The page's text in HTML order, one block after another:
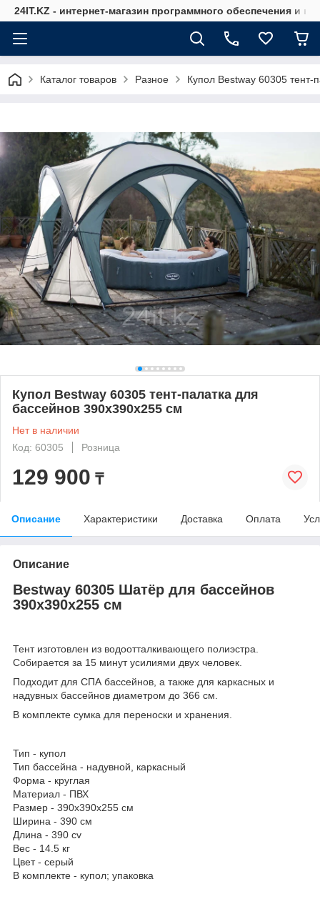
24IT.KZ - интернет-магазин программного обеспечения и
Каталог товаров Разное Купол Bestway 60305 тент-
Купол Bestway 60305 тент-палатка для
бассейнов 390х390х255 см
Нет в наличии
Код: 60305
Розница
129 900 ₸
Описание Характеристики Доставка Оплата
Описание
Bestway 60305 Шатёр для бассейнов
390х390х255 см
Тент изготовлен из водоотталкивающего полиэстра.
Собирается за 15 минут усилиями двух человек.
Подходит для СПА бассейнов, а также для каркасных и
надувных бассейнов диаметром до 366 см.
В комплекте сумка для переноски и хранения.
Тип - купол
Тип бассейна - надувной, каркасный
Форма - круглая
Материал - ПВХ
Размер - 390x390x255 см
Ширина - 390 см
Длина - 390 cv
Вес - 14.5 кг
Цвет - серый
В комплекте - купол; упаковка